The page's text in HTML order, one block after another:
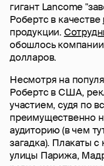
гигант Lancome
Робертс в качестве
продукции.
обошлось
долларов.
Несмотря на
Робертс в США,
участием, судя по
преимущественно
аудиторию (в чем
загадка). Плакаты
улицы Парижа,